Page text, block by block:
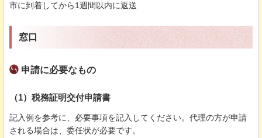
市に到着してから1週間以内に返送
窓口
申請に必要なもの
（1）税務証明交付申請書
記入例を参考に、必要事項を記入してください。代理の方が申請
される場合は、委任状が必要です。